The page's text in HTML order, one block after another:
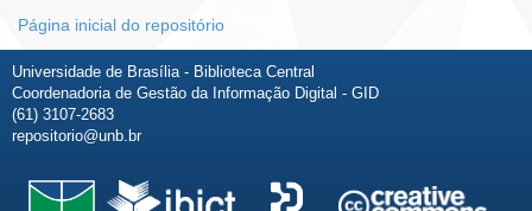
Página inicial do repositório
Universidade de Brasília - Biblioteca Central
Coordenadoria de Gestão da Informação Digital - GID
(61) 3107-2683
repositorio@unb.br